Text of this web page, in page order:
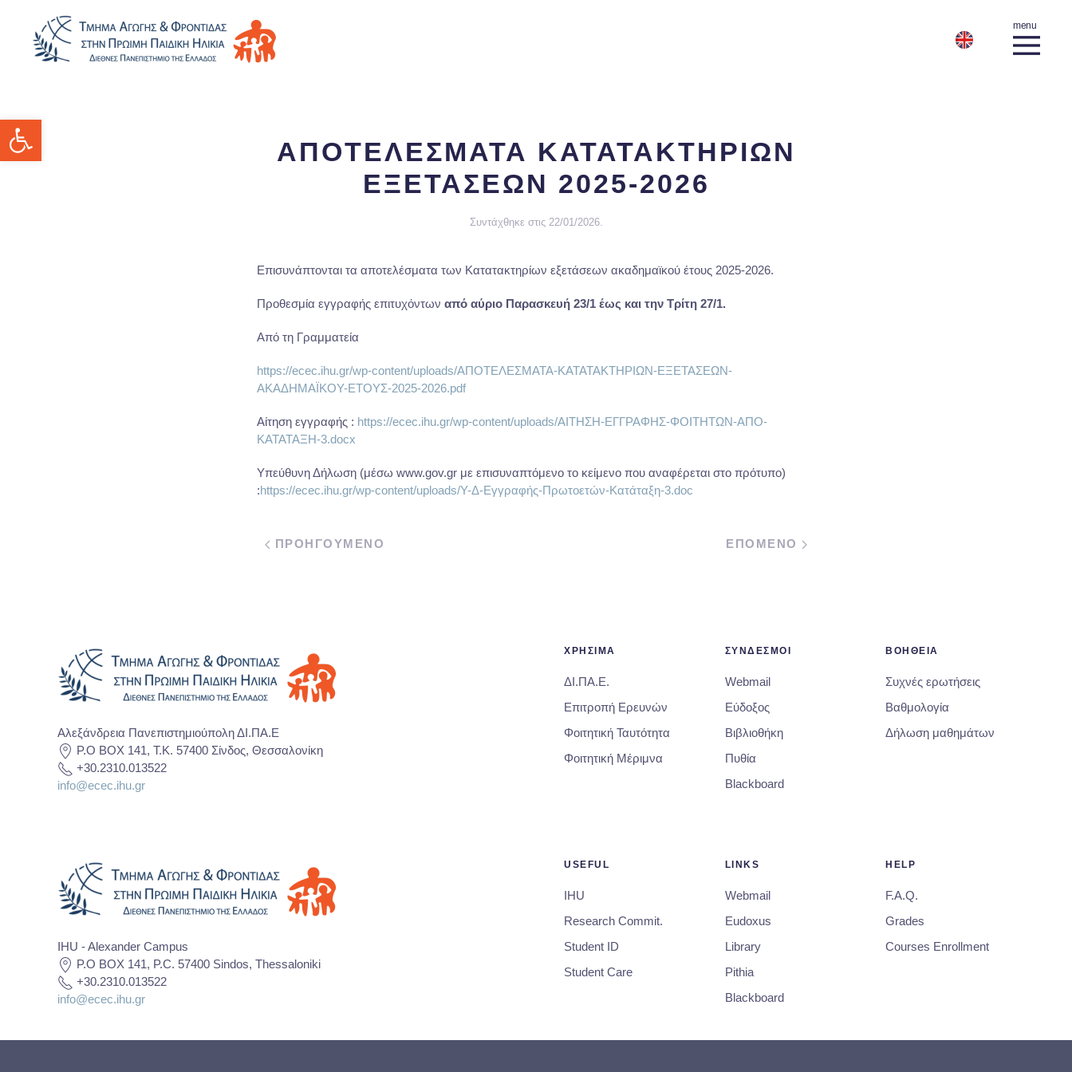
Ανοίξτε τη γραμμή εργαλείων
ΑΠΟΤΕΛΕΣΜΑΤΑ ΚΑΤΑΤΑΚΤΗΡΙΩΝ
ΕΞΕΤΑΣΕΩΝ 2025-2026
Συντάχθηκε στις 22/01/2026.
Επισυνάπτονται τα αποτελέσματα των Κατατακτηρίων εξετάσεων ακαδημαϊκού έτους 2025-2026.
Προθεσμία εγγραφής επιτυχόντων από αύριο Παρασκευή 23/1 έως και την Τρίτη 27/1.
Από τη Γραμματεία
https://ecec.ihu.gr/wp-content/uploads/ΑΠΟΤΕΛΕΣΜΑΤΑ-ΚΑΤΑΤΑΚΤΗΡΙΩΝ-ΕΞΕΤΑΣΕΩΝ-
ΑΚΑΔΗΜΑΪΚΟΥ-ΕΤΟΥΣ-2025-2026.pdf
Αίτηση εγγραφής : https://ecec.ihu.gr/wp-content/uploads/ΑΙΤΗΣΗ-ΕΓΓΡΑΦΗΣ-ΦΟΙΤΗΤΩΝ-ΑΠΟ-
ΚΑΤΑΤΑΞΗ-3.docx
Υπεύθυνη Δήλωση (μέσω www.gov.gr με επισυναπτόμενο το κείμενο που αναφέρεται στο πρότυπο)
:https://ecec.ihu.gr/wp-content/uploads/Υ-Δ-Εγγραφής-Πρωτοετών-Κατάταξη-3.doc
ΠΡΟΗΓΟΥΜΕΝΟ ΕΠΟΜΕΝΟ
Αλεξάνδρεια Πανεπιστημιούπολη ΔΙ.ΠΑ.Ε
P.O BOX 141, T.K. 57400 Σίνδος, Θεσσαλονίκη
+30.2310.013522
info@ecec.ihu.gr
ΧΡΗΣΙΜΑ
ΔΙ.ΠΑ.Ε.
Επιτροπή Ερευνών
Φοιτητική Ταυτότητα
Φοιτητική Μέριμνα
ΣΥΝΔΕΣΜΟΙ
Webmail
Εύδοξος
Βιβλιοθήκη
Πυθία
Blackboard
ΒΟΗΘΕΙΑ
Συχνές ερωτήσεις
Βαθμολογία
Δήλωση μαθημάτων
IHU - Alexander Campus
P.O BOX 141, P.C. 57400 Sindos, Thessaloniki
+30.2310.013522
info@ecec.ihu.gr
USEFUL
IHU
Research Commit.
Student ID
Student Care
LINKS
Webmail
Eudoxus
Library
Pithia
Blackboard
HELP
F.A.Q.
Grades
Courses Enrollment